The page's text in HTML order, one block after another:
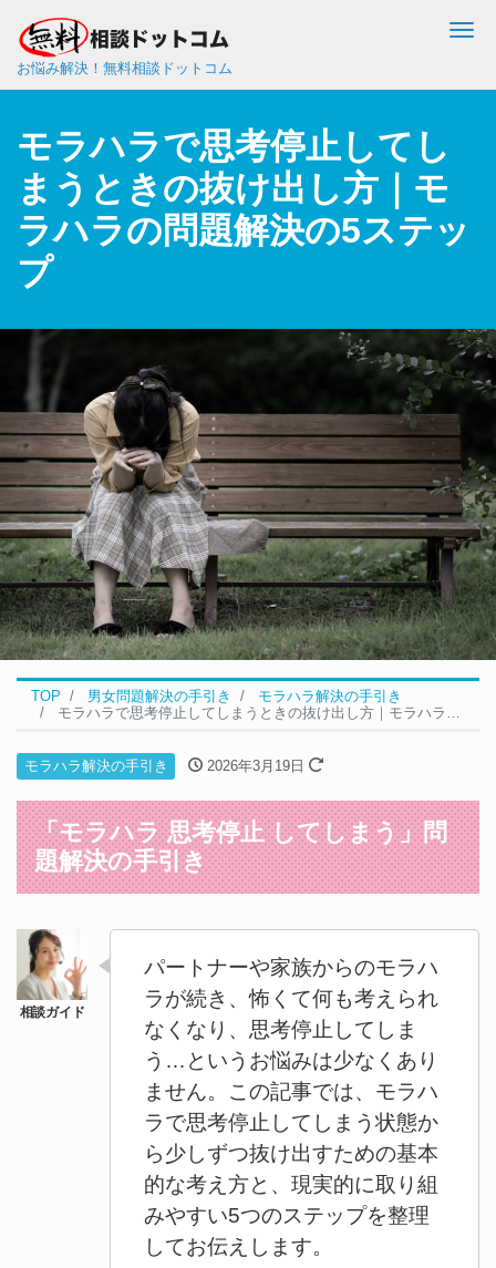
お悩み解決！無料相談ドットコム
モラハラで思考停止してし
まうときの抜け出し方｜モ
ラハラの問題解決の5ステッ
プ
TOP 男女問題解決の手引き
モラハラ解決の手引き
モラハラで思考停止してしまうときの抜け出し方｜モラハラの問題解決の5ステップ
モラハラ解決の手引き 2026年3月19日
「モラハラ 思考停止 してしまう」問
題解決の手引き
パートナーや家族からのモラハ
ラが続き、怖くて何も考えられ
なくなり、思考停止してしま
う…というお悩みは少なくあり
ません。この記事では、モラハ
ラで思考停止してしまう状態か
ら少しずつ抜け出すための基本
的な考え方と、現実的に取り組
みやすい5つのステップを整理
してお伝えします。